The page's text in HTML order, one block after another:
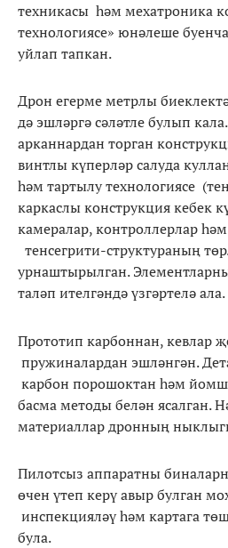
техникасы һәм мехатроника
технологиясе» юнәлеше
уйлап тапкан.
Дрон егерме метрлы
дә эшләргә сәләтле булып
арканнардан торган
винтлы күперләр салуда
һәм тартылу технологиясе
каркаслы конструкция кебек
камералар, контроллерлар
тенсегрити-структураның
урнаштырылган.
таләп ителгәндә үзгәртелә ала.
Прототип карбоннан, кевлар
пружиналардан эшләнгән.
карбон порошоктан һәм
басма методы белән ясалган.
материаллар дронның
Пилотсыз аппаратны
өчен үтеп керү авыр булган
инспекцияләү һәм картага
була.